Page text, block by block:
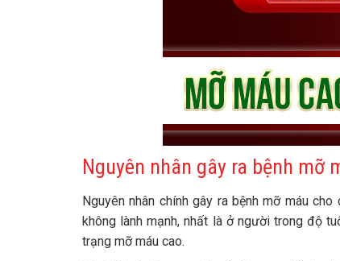
Nguyên nhân gây ra bệnh mỡ
Nguyên nhân chính gây ra bệnh mỡ máu
không lành mạnh, nhất là ở người trong độ
trạng mỡ máu cao.